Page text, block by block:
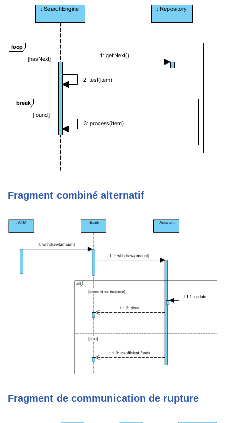
Fragment combiné alternatif
Fragment de communication de rupture